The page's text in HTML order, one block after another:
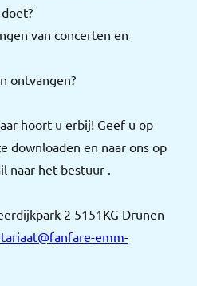
van concerten en
ontvangen?
hoort u erbij! Geef u op
downloaden en naar ons op
naar het bestuur .
2 5151KG Drunen
emm-